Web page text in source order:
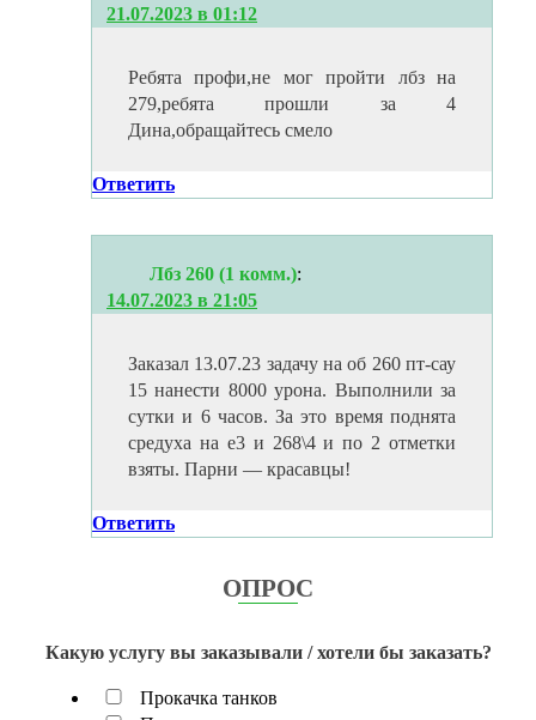
21.07.2023 в 01:12
Ребята профи,не мог пройти лбз на
279,ребята прошли за 4
Дина,обращайтесь смело
Ответить
Лбз 260 (1 комм.):
14.07.2023 в 21:05
Заказал 13.07.23 задачу на об 260 пт-сау
15 нанести 8000 урона. Выполнили за
сутки и 6 часов. За это время поднята
средуха на е3 и 268\4 и по 2 отметки
взяты. Парни — красавцы!
Ответить
ОПРОС
Какую услугу вы заказывали / хотели бы заказать?
Прокачка танков